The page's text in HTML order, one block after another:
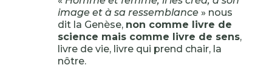
image et à sa ressemblance» nous
dit la Genèse, non comme livre de
science mais comme livre de sens,
livre de vie, livre qui prend chair, la
nôtre.